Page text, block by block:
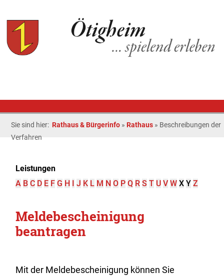
Sie sind hier: Rathaus & Bürgerinfo » Rathaus » Beschreibungen der
Verfahren
Leistungen
A B C D E F G H I J K L M N O P Q R S T U V W X Y Z
Meldebescheinigung
beantragen
Mit der Meldebescheinigung können Sie